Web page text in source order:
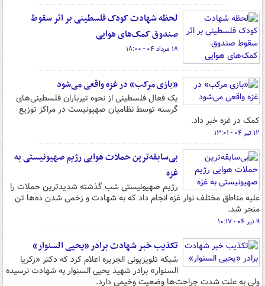
لحظه شهادت کودک فلسطینی بر اثر سقوط
صندوق کمک‌های هوایی
۱۸ مرداد ۰۴ - ۱۸:۰۰
«بازی مرکب» در غزه واقعی می‌شود
یک فعال فلسطینی از نحوه تیرباران فلسطینی‌های
گرسنه توسط نظامیان صهیونیست در مراکز توزیع
کمک در غزه خبر داد.
۱۲ تیر ۰۴ - ۱۳:۰۱
بی‌سابقه‌ترین حملات هوایی رژیم صهیونیستی به
غزه
رژیم صهیونیستی شب گذشته شدیدترین حملات را
علیه مناطق مختلف نوار غزه انجام داد که به شهادت و زخمی شدن ده‌ها تن
منجر شد.
۹ تیر ۰۴ - ۱۰:۱۷
تکذیب خبر شهادت برادر «یحیی السنوار»
شبکه تلویزیونی الجزیره اعلام کرد که دکتر «زکریا
السنوار» برادر شهید یحیی السنوار به شهادت نرسیده
ولی به علت شدت جراحت‌ها وضعیت وخیمی دارد.